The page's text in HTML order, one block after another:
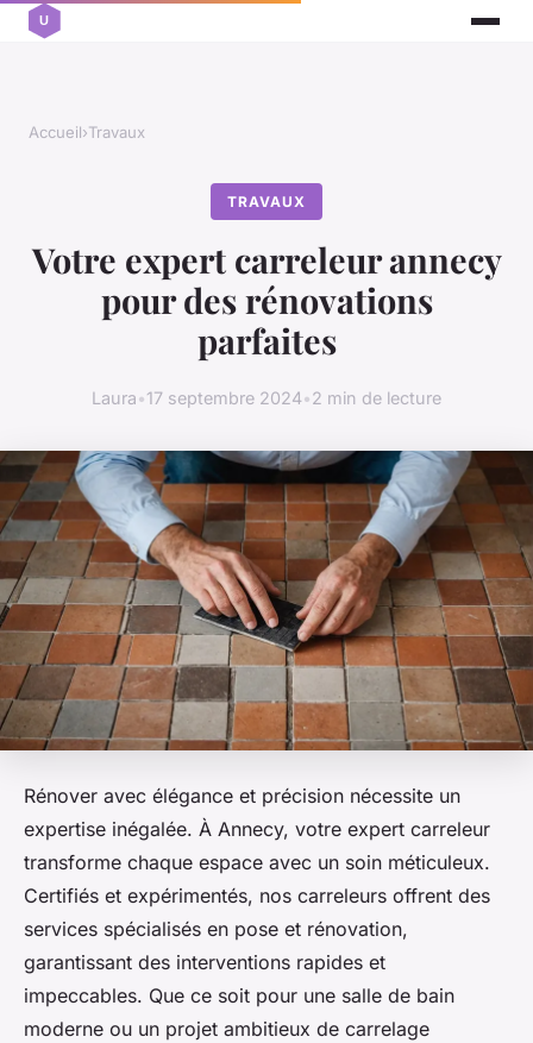
Accueil›Travaux
TRAVAUX
Votre expert carreleur annecy
pour des rénovations
parfaites
Laura•17 septembre 2024•2 min de lecture
Rénover avec élégance et précision nécessite un
expertise inégalée. À Annecy, votre expert carreleur
transforme chaque espace avec un soin méticuleux.
Certifiés et expérimentés, nos carreleurs offrent des
services spécialisés en pose et rénovation,
garantissant des interventions rapides et
impeccables. Que ce soit pour une salle de bain
moderne ou un projet ambitieux de carrelage